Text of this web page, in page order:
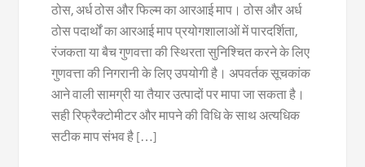
ठोस, अर्ध ठोस और फिल्म का आरआई माप। ठोस और अर्ध
ठोस पदार्थों का आरआई माप प्रयोगशालाओं में पारदर्शिता,
रंजकता या बैच गुणवत्ता की स्थिरता सुनिश्चित करने के लिए
गुणवत्ता की निगरानी के लिए उपयोगी है। अपवर्तक सूचकांक
आने वाली सामग्री या तैयार उत्पादों पर मापा जा सकता है।
सही रिफ्रैक्टोमीटर और मापने की विधि के साथ अत्यधिक
सटीक माप संभव है […]